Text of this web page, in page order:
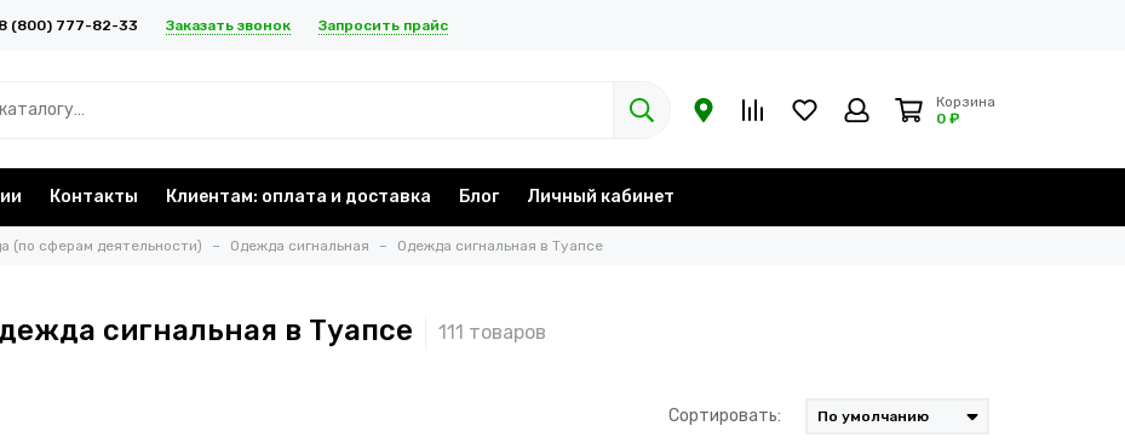
8 (800) 777-82-33 Заказать звонок Запросить прайс
Корзина
0 ₽
Контакты Клиентам: оплата и доставка Блог Личный кабинет
(по сферам деятельности) Одежда сигнальная Одежда сигнальная в Туапсе
сигнальная в Туапсе
Сортировать: